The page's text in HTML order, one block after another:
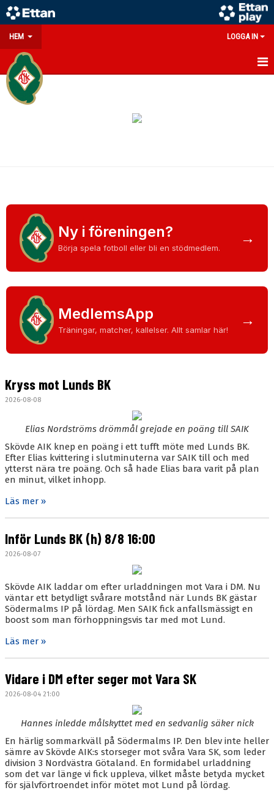
HEM LOGGA IN
GÅ PÅ MATCH
DOKUMENT
MEDLEMSINFO
BLI MEDLEM
KALENDER
VÅRA LAG/TRÄNARE
GAMLA AIK
Ny i föreningen?
Börja spela fotboll eller bli en stödmedlem.
→
MedlemsApp
Träningar, matcher, kallelser. Allt samlar här!
→
Kryss mot Lunds BK
2026-08-08
Elias Nordströms drömmål grejade en poäng till SAIK
Skövde AIK knep en poäng i ett tufft möte med Lunds BK.
Efter Elias kvittering i slutminuterna var SAIK till och med
ytterst nära tre poäng. Och så hade Elias bara varit på plan
en minut, vilket inhopp.
Läs mer »
Inför Lunds BK (h) 8/8 16:00
2026-08-07
Skövde AIK laddar om efter urladdningen mot Vara i DM. Nu
väntar ett betydligt svårare motstånd när Lunds BK gästar
Södermalms IP på lördag. Men SAIK fick anfallsmässigt en
boost som man förhoppningsvis tar med mot Lund.
Läs mer »
Vidare i DM efter seger mot Vara SK
2026-08-04 21:00
Hannes inledde målskyttet med en sedvanlig säker nick
En härlig sommarkväll på Södermalms IP. Den blev inte heller
sämre av Skövde AIK:s storseger mot svåra Vara SK, som leder
division 3 Nordvästra Götaland. En formidabel urladdning
som det var länge vi fick uppleva, vilket måste betyda mycket
för självförtroendet inför mötet mot Lund på lördag.